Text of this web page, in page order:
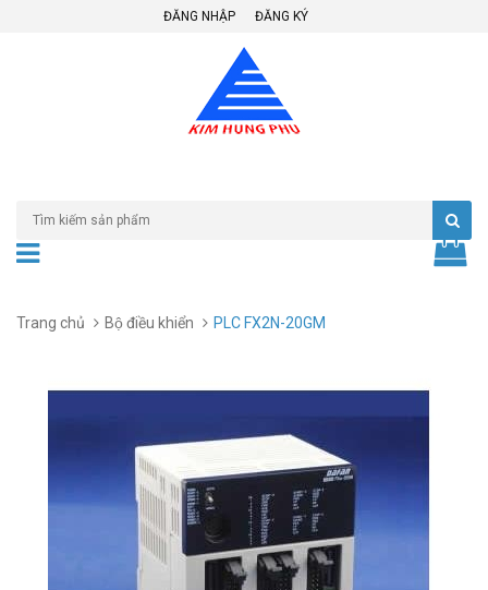
ĐĂNG NHẬP ĐĂNG KÝ
Trang chủ Bộ điều khiển PLC FX2N-20GM